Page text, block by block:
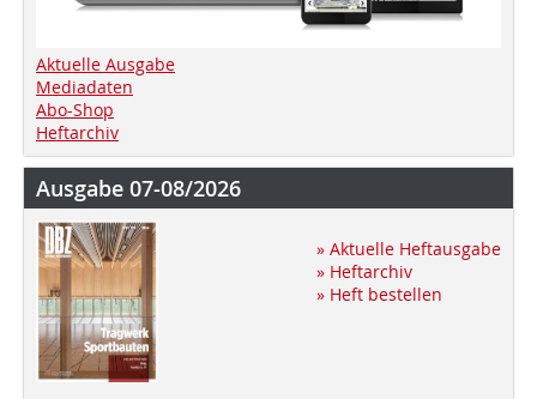
Aktuelle Ausgabe
Mediadaten
Abo-Shop
Heftarchiv
Ausgabe 07-08/2026
» Aktuelle Heftausgabe
» Heftarchiv
» Heft bestellen